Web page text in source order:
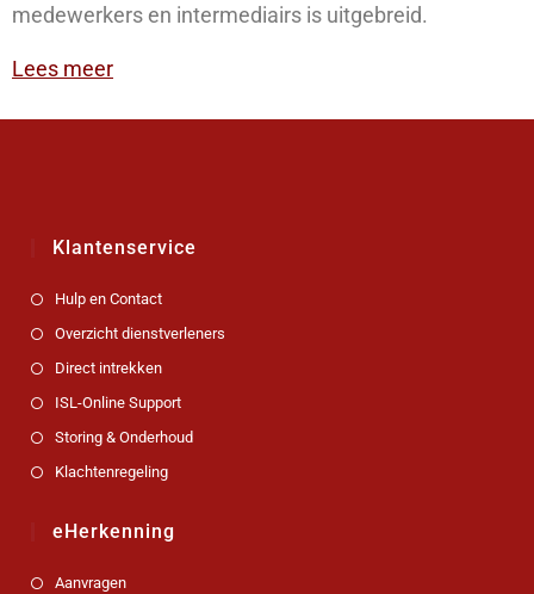
medewerkers en intermediairs is uitgebreid.
Lees meer
Klantenservice
Hulp en Contact
Overzicht dienstverleners
Direct intrekken
ISL-Online Support
Storing & Onderhoud
Klachtenregeling
eHerkenning
Aanvragen